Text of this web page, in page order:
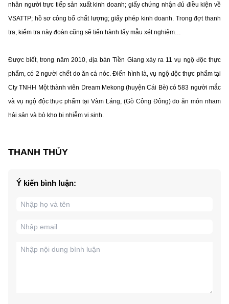
nhân người trực tiếp sản xuất kinh doanh; giấy chứng nhận đủ điều kiện về
VSATTP; hồ sơ công bố chất lượng; giấy phép kinh doanh. Trong đợt thanh
tra, kiểm tra này đoàn cũng sẽ tiến hành lấy mẫu xét nghiệm…
Được biết, trong năm 2010, địa bàn Tiền Giang xảy ra 11 vụ ngộ độc thực
phẩm, có 2 người chết do ăn cá nóc. Điển hình là, vụ ngộ độc thực phẩm tại
Cty TNHH Một thành viên Dream Mekong (huyện Cái Bè) có 583 người mắc
và vụ ngộ độc thực phẩm tại Vàm Láng, (Gò Công Đông) do ăn món nham
hải sản và bò kho bị nhiễm vi sinh.
THANH THỦY
Ý kiến bình luận: